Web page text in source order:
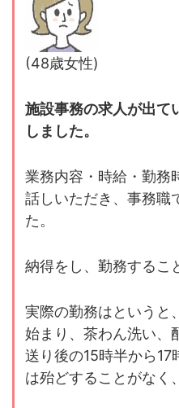
(48歳女性)
施設事務の求人が出て
しました。
業務内容・時給・勤務
話しいただき、事務職
た。
納得をし、勤務するこ
実際の勤務はというと
始まり、茶わん洗い、
送り後の15時半から17
は殆どすることがなく